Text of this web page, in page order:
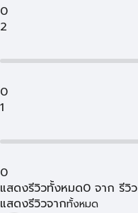
0
2
0
1
0
แสดงรีวิวทั้งหมด0 จาก รีวิว
แสดงรีวิวจากทั้งหมด